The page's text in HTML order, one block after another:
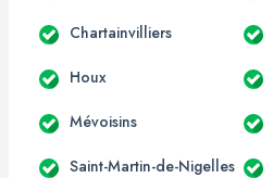
Chartainvilliers
Houx
Mévoisins
Saint-Martin-de-Nigelles